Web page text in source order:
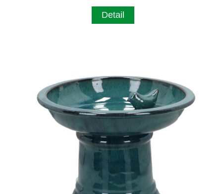
Detail